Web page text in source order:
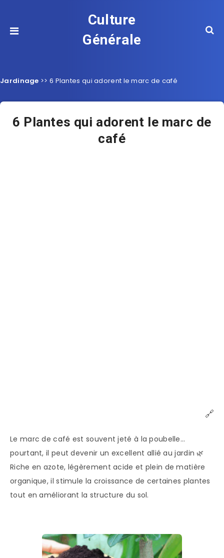
Culture
Générale
Jardinage >> 6 Plantes qui adorent le marc de café
6 Plantes qui adorent le marc de
café
🔗
Le marc de café est souvent jeté à la poubelle…
pourtant, il peut devenir un excellent allié au jardin 🌿
Riche en azote, légèrement acide et plein de matière
organique, il stimule la croissance de certaines plantes
tout en améliorant la structure du sol.